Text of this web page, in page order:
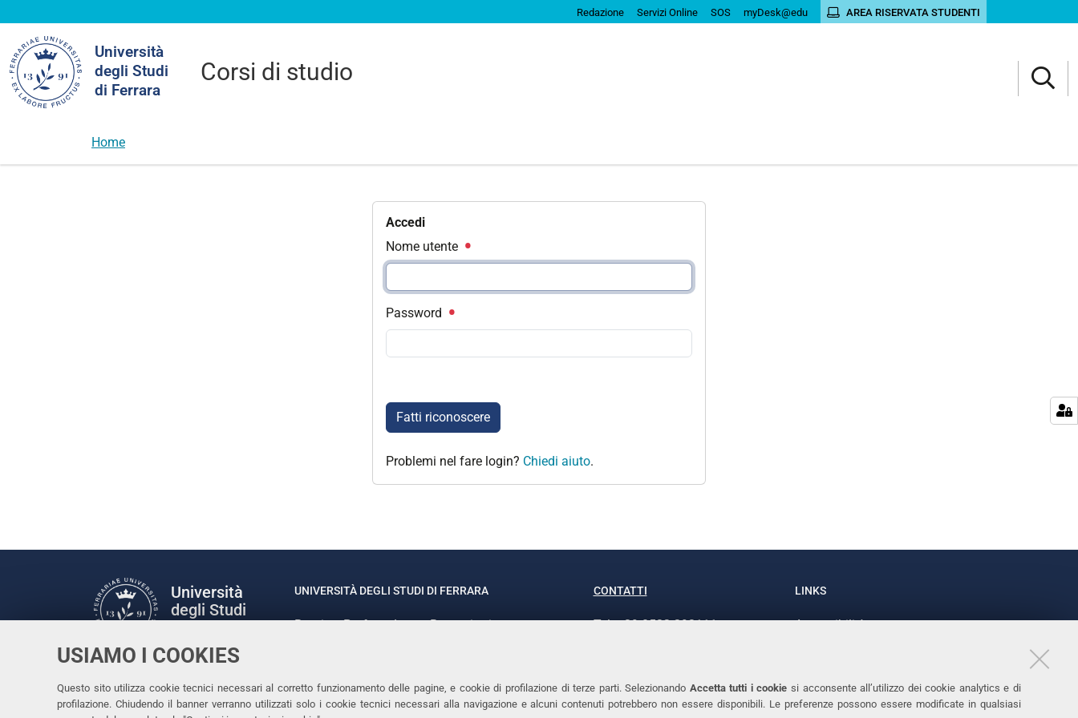
USIAMO I COOKIES
Questo sito utilizza cookie tecnici necessari al corretto funzionamento delle pagine, e cookie di profilazione di terze parti. Selezionando Accetta tutti i cookie si acconsente all’utilizzo dei cookie analytics e di
profilazione. Chiudendo il banner verranno utilizzati solo i cookie tecnici necessari alla navigazione e alcuni contenuti potrebbero non essere disponibili. Le preferenze possono essere modificate in qualsiasi
Redazione Servizi Online SOS myDesk@edu AREA RISERVATA STUDENTI
Università
degli Studi
di Ferrara
Corsi di studio
nel
sito
Home
Accedi
Nome utente
Password
Fatti riconoscere
Problemi nel fare login? Chiedi aiuto.
Università
degli Studi
Facebook
LinkedinInstagram
Youtube
UNIVERSITÀ DEGLI STUDI DI FERRARA
Rettrice: Prof.ssa Laura Ramaciotti
CONTATTI
Tel. +39 0532 293111
LINKS
Accessibilità
Cookies